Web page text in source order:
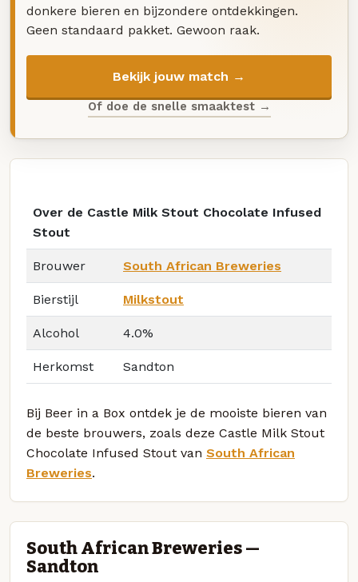
donkere bieren en bijzondere ontdekkingen.
Geen standaard pakket. Gewoon raak.
Bekijk jouw match →
Of doe de snelle smaaktest →
Over de Castle Milk Stout Chocolate Infused
Stout
Brouwer South African Breweries
Bierstijl Milkstout
Alcohol 4.0%
Herkomst Sandton
Bij Beer in a Box ontdek je de mooiste bieren van
de beste brouwers, zoals deze Castle Milk Stout
Chocolate Infused Stout van South African
Breweries.
South African Breweries —
Sandton